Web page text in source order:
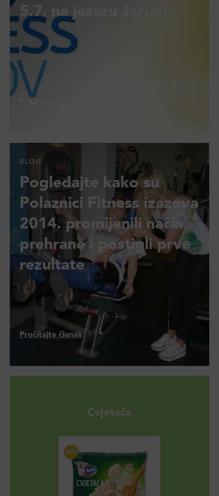
5.7. na jezeru Jarun!
BLOG
Pogledajte kako su
Polaznici Fitness izazova
2014. promijenili način
prehrane i postigli prve
rezultate
Pročitajte članak
Cvjetača